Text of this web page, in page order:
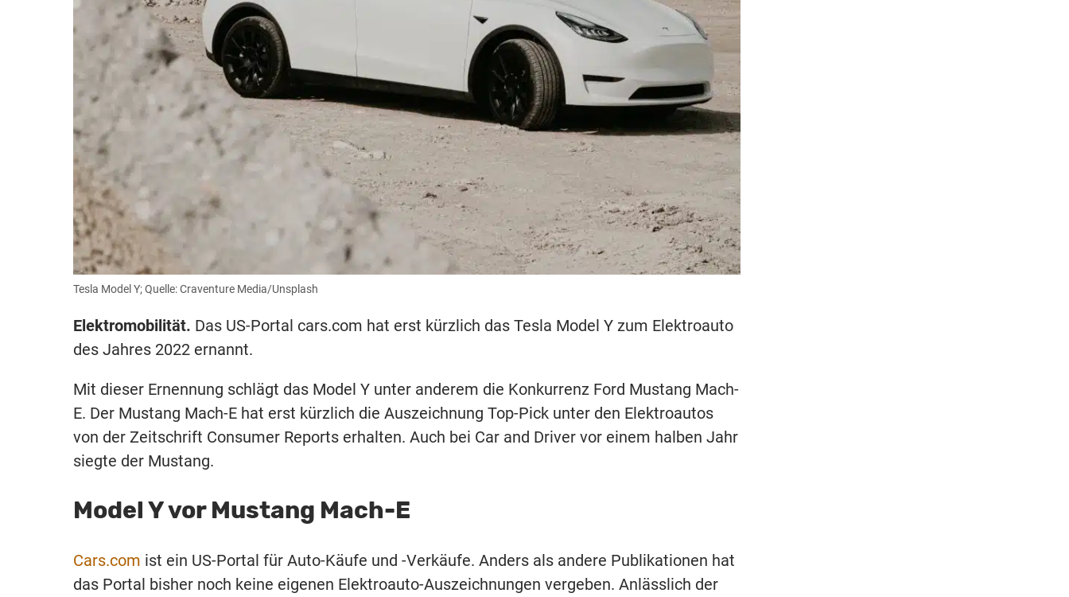
Tesla Model Y; Quelle: Craventure Media/Unsplash
Elektromobilität. Das US-Portal cars.com hat erst kürzlich das Tesla Model Y zum Elektroauto
des Jahres 2022 ernannt.
Mit dieser Ernennung schlägt das Model Y unter anderem die Konkurrenz Ford Mustang Mach-
E. Der Mustang Mach-E hat erst kürzlich die Auszeichnung Top-Pick unter den Elektroautos
von der Zeitschrift Consumer Reports erhalten. Auch bei Car and Driver vor einem halben Jahr
siegte der Mustang.
Model Y vor Mustang Mach-E
Cars.com ist ein US-Portal für Auto-Käufe und -Verkäufe. Anders als andere Publikationen hat
das Portal bisher noch keine eigenen Elektroauto-Auszeichnungen vergeben. Anlässlich der